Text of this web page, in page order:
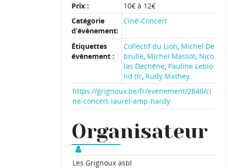
Prix :
10€ à 12€
Catégorie
d’évènement:
Ciné-Concert
Étiquettes
évènement :
Collectif du Lion Michel De
brulle Michel Massot Nico
las Dechêne Pauline Leblo
nd (tr Rudy Mathey
https://grignoux.be/fr/evenement/2840/ci
ne-concert-laurel-amp-hardy
Organisateur
Les Grignoux asbl